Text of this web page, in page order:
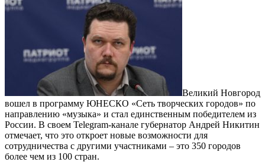
Великий Новгород
вошел в программу ЮНЕСКО «Сеть творческих городов» по
направлению «музыка» и стал единственным победителем из
России. В своем Telegram-канале губернатор Андрей Никитин
отмечает, что это откроет новые возможности для
сотрудничества с другими участниками – это 350 городов
более чем из 100 стран.